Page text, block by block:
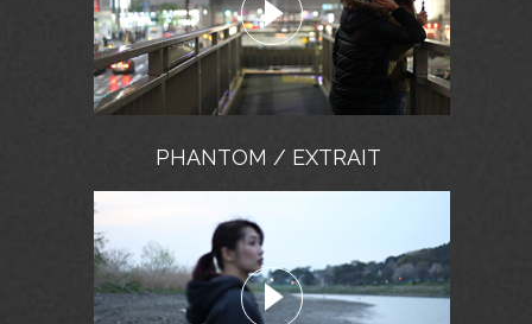
PHANTOM / EXTRAIT